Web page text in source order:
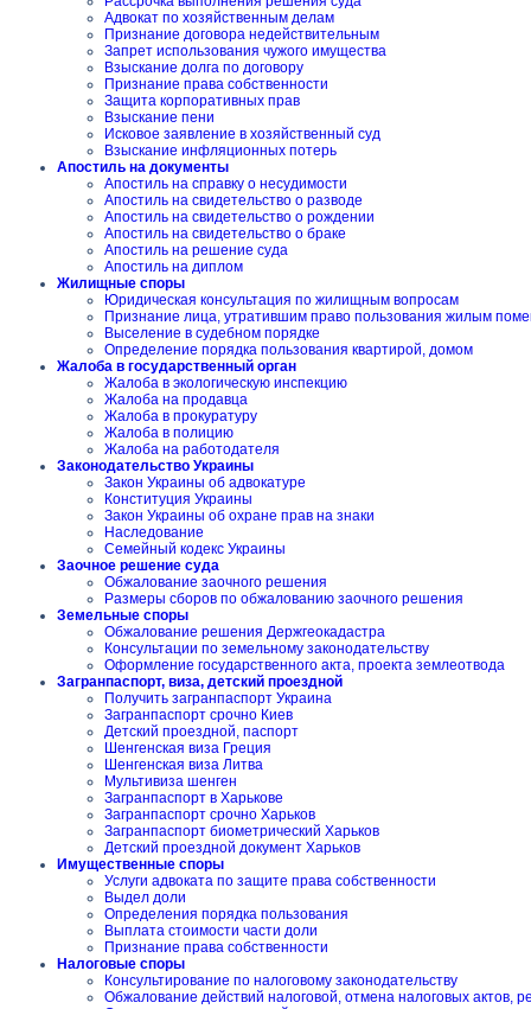
Адвокат по хозяйственным делам
Признание договора недействительным
Запрет использования чужого имущества
Взыскание долга по договору
Признание права собственности
Защита корпоративных прав
Взыскание пени
Исковое заявление в хозяйственный суд
Взыскание инфляционных потерь
Апостиль на документы
Апостиль на справку о несудимости
Апостиль на свидетельство о разводе
Апостиль на свидетельство о рождении
Апостиль на свидетельство о браке
Апостиль на решение суда
Апостиль на диплом
Жилищные споры
Юридическая консультация по жилищным вопросам
Признание лица, утратившим право пользования жилым
Выселение в судебном порядке
Определение порядка пользования квартирой, домом
Жалоба в государственный орган
Жалоба в экологическую инспекцию
Жалоба на продавца
Жалоба в прокуратуру
Жалоба в полицию
Жалоба на работодателя
Законодательство Украины
Закон Украины об адвокатуре
Конституция Украины
Закон Украины об охране прав на знаки
Наследование
Семейный кодекс Украины
Заочное решение суда
Обжалование заочного решения
Размеры сборов по обжалованию заочного решения
Земельные споры
Обжалование решения Держгеокадастра
Консультации по земельному законодательству
Оформление государственного акта, проекта землеотвода
Загранпаспорт, виза, детский проездной
Получить загранпаспорт Украина
Загранпаспорт срочно Киев
Детский проездной, паспорт
Шенгенская виза Греция
Шенгенская виза Литва
Мультивиза шенген
Загранпаспорт в Харькове
Загранпаспорт срочно Харьков
Загранпаспорт биометрический Харьков
Детский проездной документ Харьков
Имущественные споры
Услуги адвоката по защите права собственности
Выдел доли
Определения порядка пользования
Выплата стоимости части доли
Признание права собственности
Налоговые споры
Консультирование по налоговому законодательству
Обжалование действий налоговой, отмена налоговых актов,